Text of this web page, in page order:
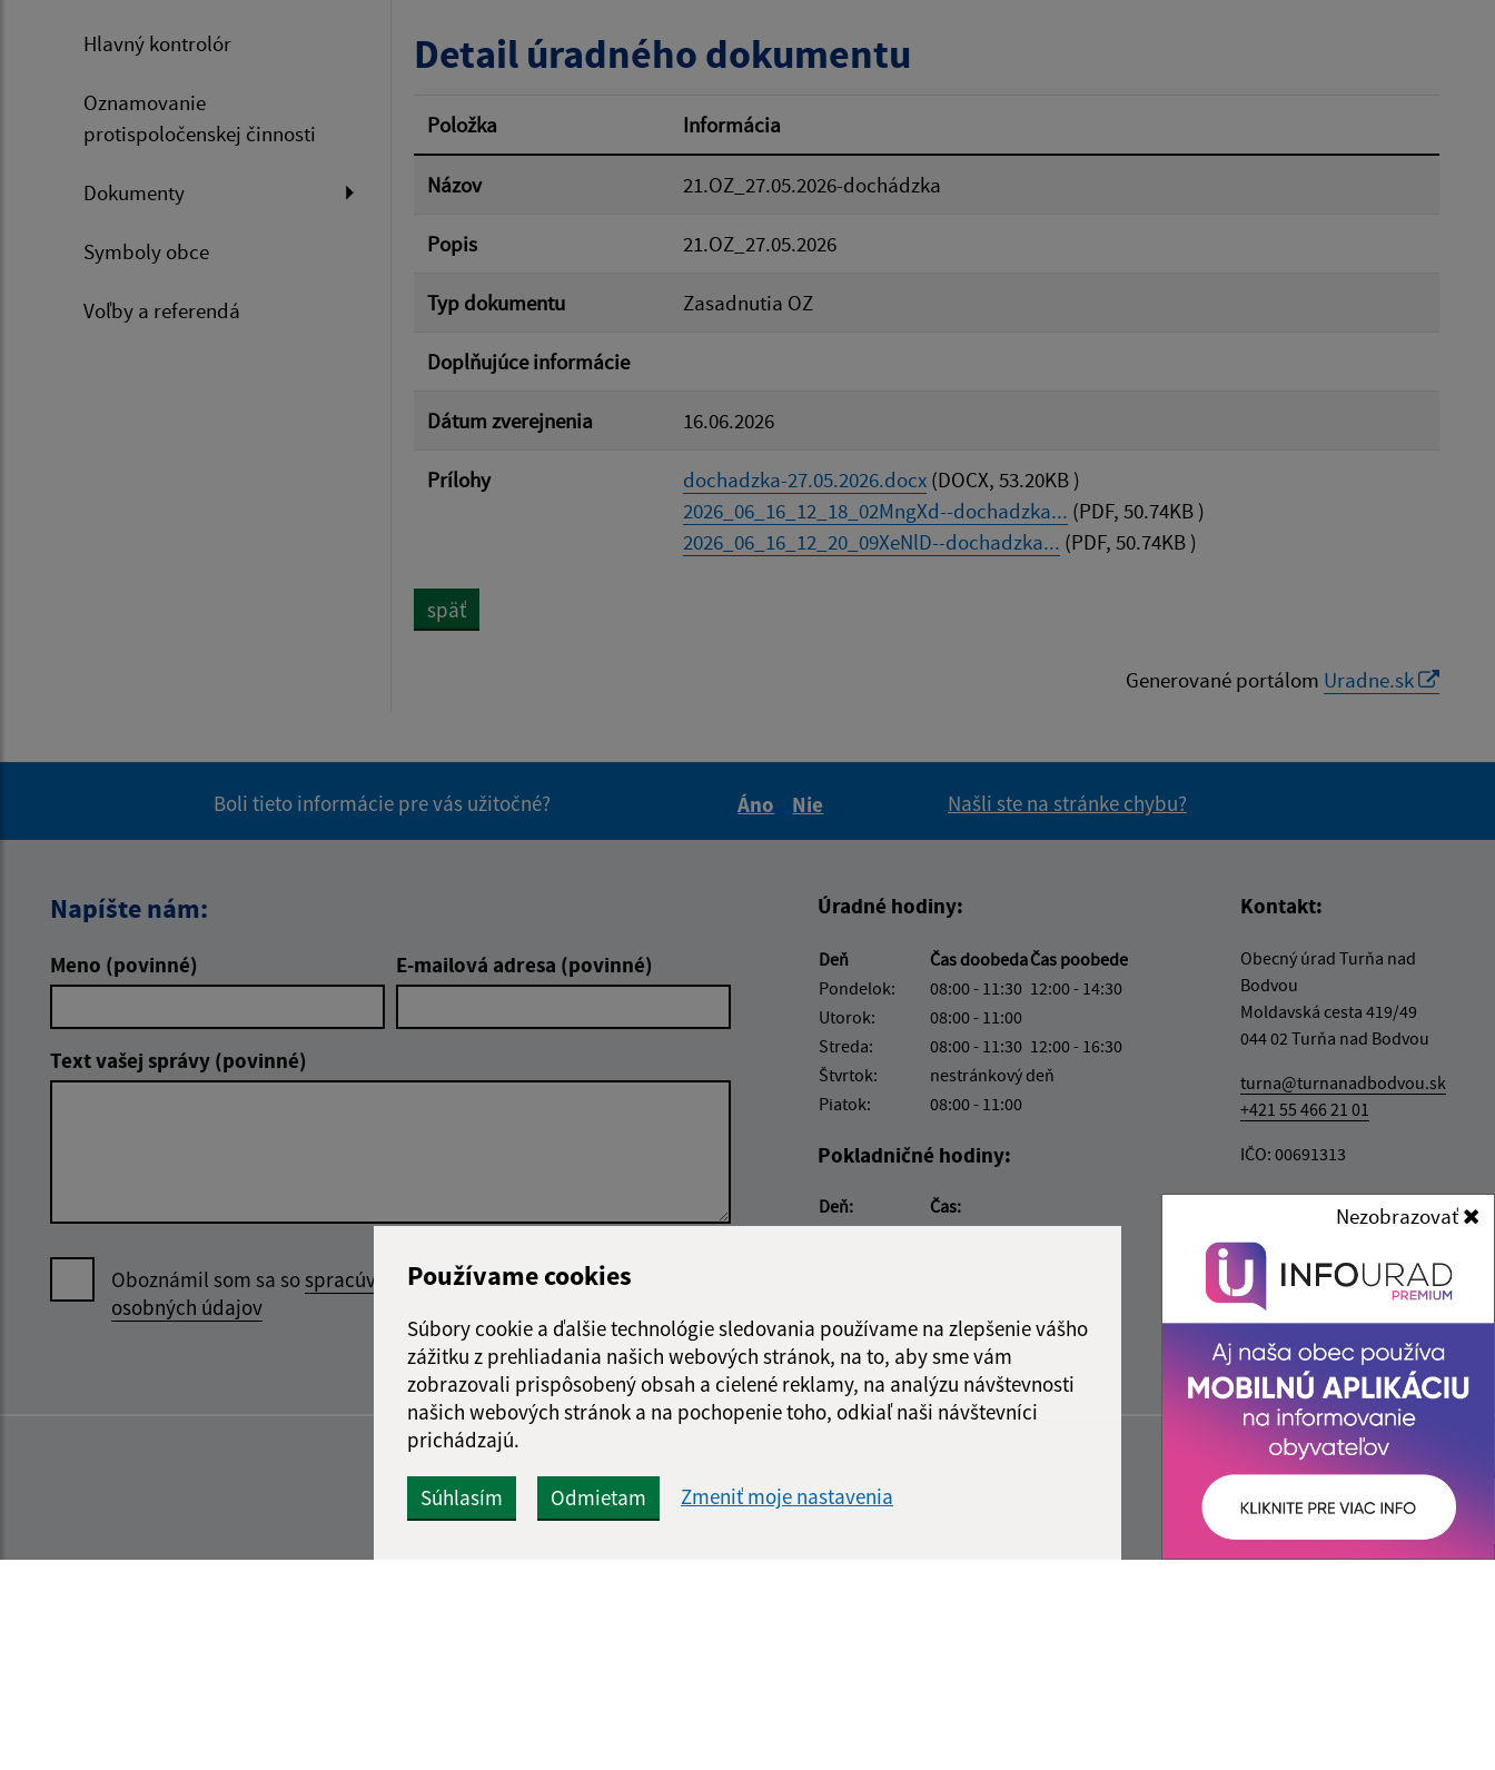
Používame cookies
Súbory cookie a ďalšie technológie sledovania používame na zlepšenie vášho
zážitku z prehliadania našich webových stránok, na to, aby sme vám
zobrazovali prispôsobený obsah a cielené reklamy, na analýzu návštevnosti
našich webových stránok a na pochopenie toho, odkiaľ naši návštevníci
prichádzajú.
Súhlasím Odmietam Zmeniť moje nastavenia
Nezobrazovať
Hlavný kontrolór
Oznamovanie
protispoločenskej činnosti
Dokumenty
Symboly obce
Voľby a referendá
Filtrovať
Detail úradného dokumentu
Položka Informácia
Názov 21.OZ_27.05.2026-dochádzka
Popis 21.OZ_27.05.2026
Typ dokumentu Zasadnutia OZ
Doplňujúce informácie
Dátum zverejnenia 16.06.2026
Prílohy dochadzka-27.05.2026.docx (DOCX, 53.20KB )
2026_06_16_12_18_02MngXd--dochadzka... (PDF, 50.74KB )
2026_06_16_12_20_09XeNlD--dochadzka... (PDF, 50.74KB )
späť
Generované portálom Uradne.sk
Boli tieto informácie pre vás užitočné?
Áno
Nie
Našli ste na stránke chybu?
Napíšte nám:
Meno (povinné) E-mailová adresa (povinné)
Text vašej správy (povinné)
Oboznámil som sa sospracúvaním
osobných údajov
Google reCaptcha Response
Odoslať správu
Úradné hodiny:
Deň Čas doobedaČas poobede
Pondelok:
08:00 - 11:30 12:00 - 14:30
Utorok:
08:00 - 11:00
Streda:
08:00 - 11:30 12:00 - 16:30
Štvrtok:
nestránkový deň
Piatok:
08:00 - 11:00
Pokladničné hodiny:
Deň:
Čas:
Kontakt:
Obecný úrad Turňa nad
Bodvou
Moldavská cesta 419/49
044 02 Turňa nad Bodvou
turna@turnanadbodvou.sk
+421 55 466 21 01
IČO: 00691313